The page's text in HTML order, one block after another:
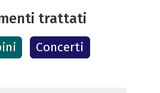
trattati
Concerti